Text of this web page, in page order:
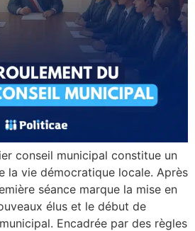
conseil municipal constitue un
la vie démocratique locale. Après
séance marque la mise en
élus et le début de
Encadrée par des règles